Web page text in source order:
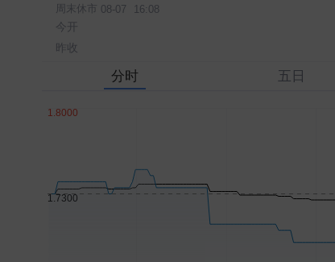
周末休市 08-07 16:08
今开
昨收
分时 五日